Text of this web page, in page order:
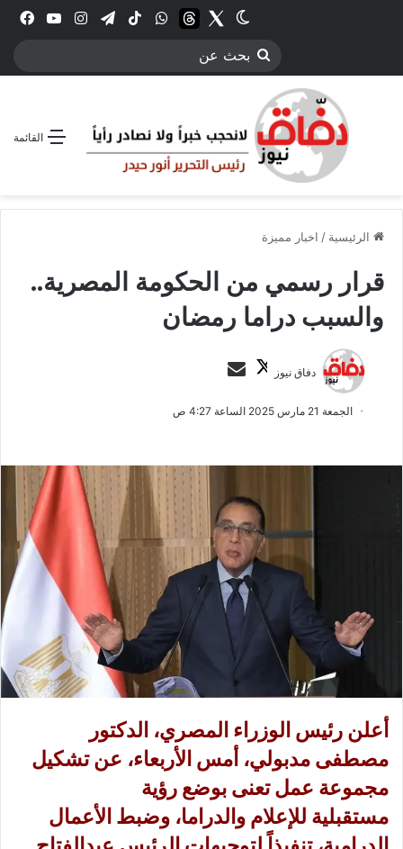
انستقرامتيلقرام‫TikTokواتسابthreadsTwitter
الوضع المظلم
بحث
القائمة
الرئيسية / اخبار مميزة
قرار رسمي من الحكومة المصرية..
والسبب دراما رمضان
دفاق نيوز
ت
ب
ل
ى
X
س
ر
د
ا
إ
ل
ك
ت
الجمعة 21 مارس 2025 الساعة 4:27 ص
أعلن رئيس الوزراء المصري، الدكتور
مصطفى مدبولي، أمس الأربعاء، عن تشكيل
مجموعة عمل تعنى بوضع رؤية
مستقبلية للإعلام والدراما، وضبط الأعمال